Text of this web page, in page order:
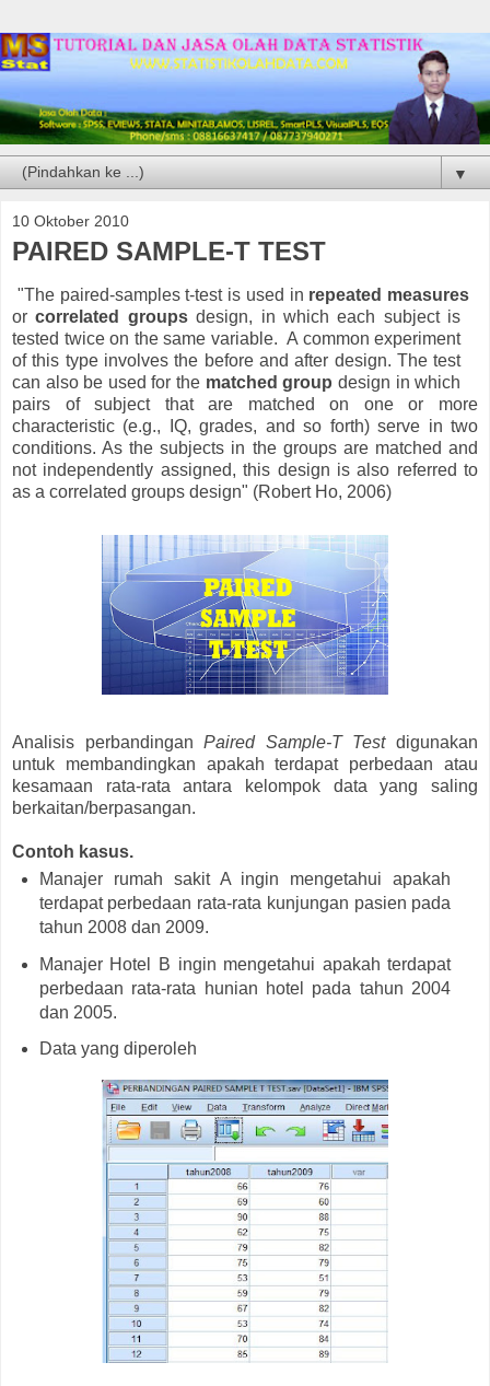
▼
10 Oktober 2010
PAIRED SAMPLE-T TEST
"The paired-samples t-test is used in repeated measures
orcorrelated groupsdesign, in which each subject is
tested twice on the same variable. A common experiment
of this type involves the before and after design. The test
can also be used for the matched group design in which
pairs of subject that are matched on one or more
characteristic (e.g., IQ, grades, and so forth) serve in two
conditions. As the subjects in the groups are matched and
not independently assigned, this design is also referred to
as a correlated groups design" (Robert Ho, 2006)
Analisis perbandinganPaired Sample-T Testdigunakan
untuk membandingkan apakah terdapat perbedaan atau
kesamaan rata-rata antara kelompok data yang saling
berkaitan/berpasangan.
Contoh kasus.
Manajer rumah sakit A ingin mengetahui apakah
terdapat perbedaan rata-rata kunjungan pasien pada
tahun 2008 dan 2009.
Manajer Hotel B ingin mengetahui apakah terdapat
perbedaan rata-rata hunian hotel pada tahun 2004
dan 2005.
Data yang diperoleh